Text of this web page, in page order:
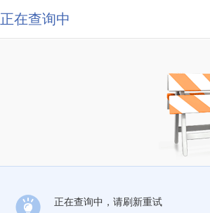
正在查询中
正在查询中，请刷新重试